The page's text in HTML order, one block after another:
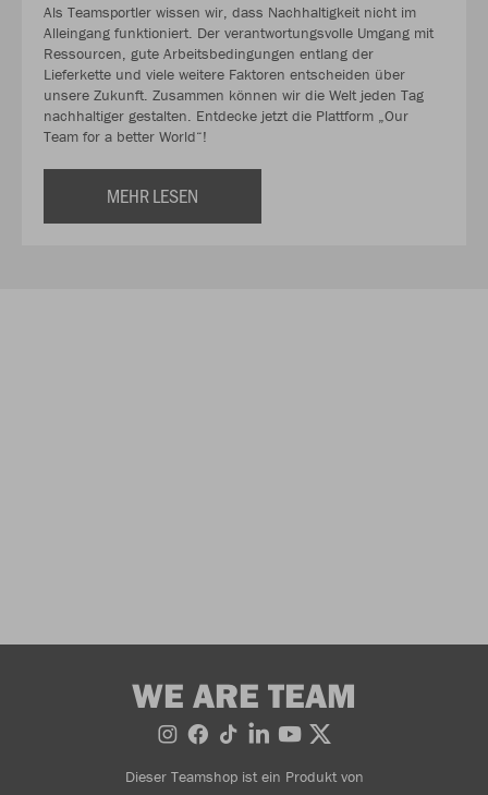
Als Teamsportler wissen wir, dass Nachhaltigkeit nicht im
Alleingang funktioniert. Der verantwortungsvolle Umgang mit
Ressourcen, gute Arbeitsbedingungen entlang der
Lieferkette und viele weitere Faktoren entscheiden über
unsere Zukunft. Zusammen können wir die Welt jeden Tag
nachhaltiger gestalten. Entdecke jetzt die Plattform „Our
Team for a better World“!
MEHR LESEN
WE ARE TEAM
Dieser Teamshop ist ein Produkt von